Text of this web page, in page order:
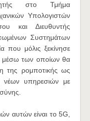
στο Τμήμα
Υπολογιστών
και Διευθυντής
Συστημάτων
που μόλις ξεκίνησε
μέσω των οποίων θα
της ρομποτικής ως
νέων υπηρεσιών με
αυτών είναι το 5G,